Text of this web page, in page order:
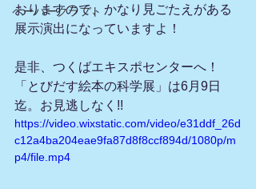
ペーパークラフト
おりますので、かなり見ごたえがある
展示演出になっていますよ！
是非、つくばエキスポセンターへ！
「とびだす絵本の科学展」は6月9日
迄。お見逃しなく!!
https://video.wixstatic.com/video/e31ddf_26d
c12a4ba204eae9fa87d8f8ccf894d/1080p/m
p4/file.mp4